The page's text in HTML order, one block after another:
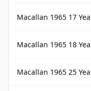
Macallan 1965 17
Macallan 1965 18
Macallan 1965 25